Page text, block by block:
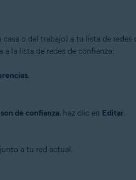
o del trabajo) a tu lista de
a la lista de redes de confianza:
.
de confianza, haz clic en Editar.
junto a tu red actual.